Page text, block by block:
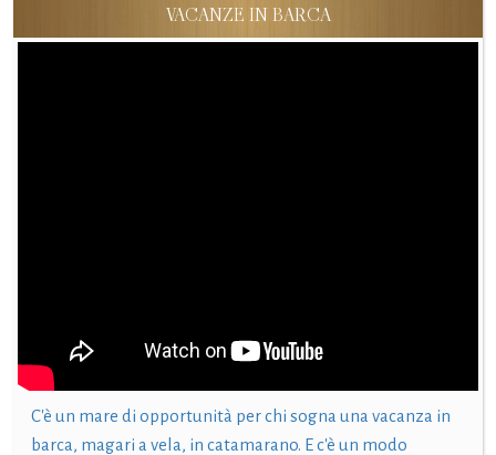
VACANZE IN BARCA
C'è un mare di opportunità per chi sogna una vacanza in
barca, magari a vela, in catamarano. E c'è un modo